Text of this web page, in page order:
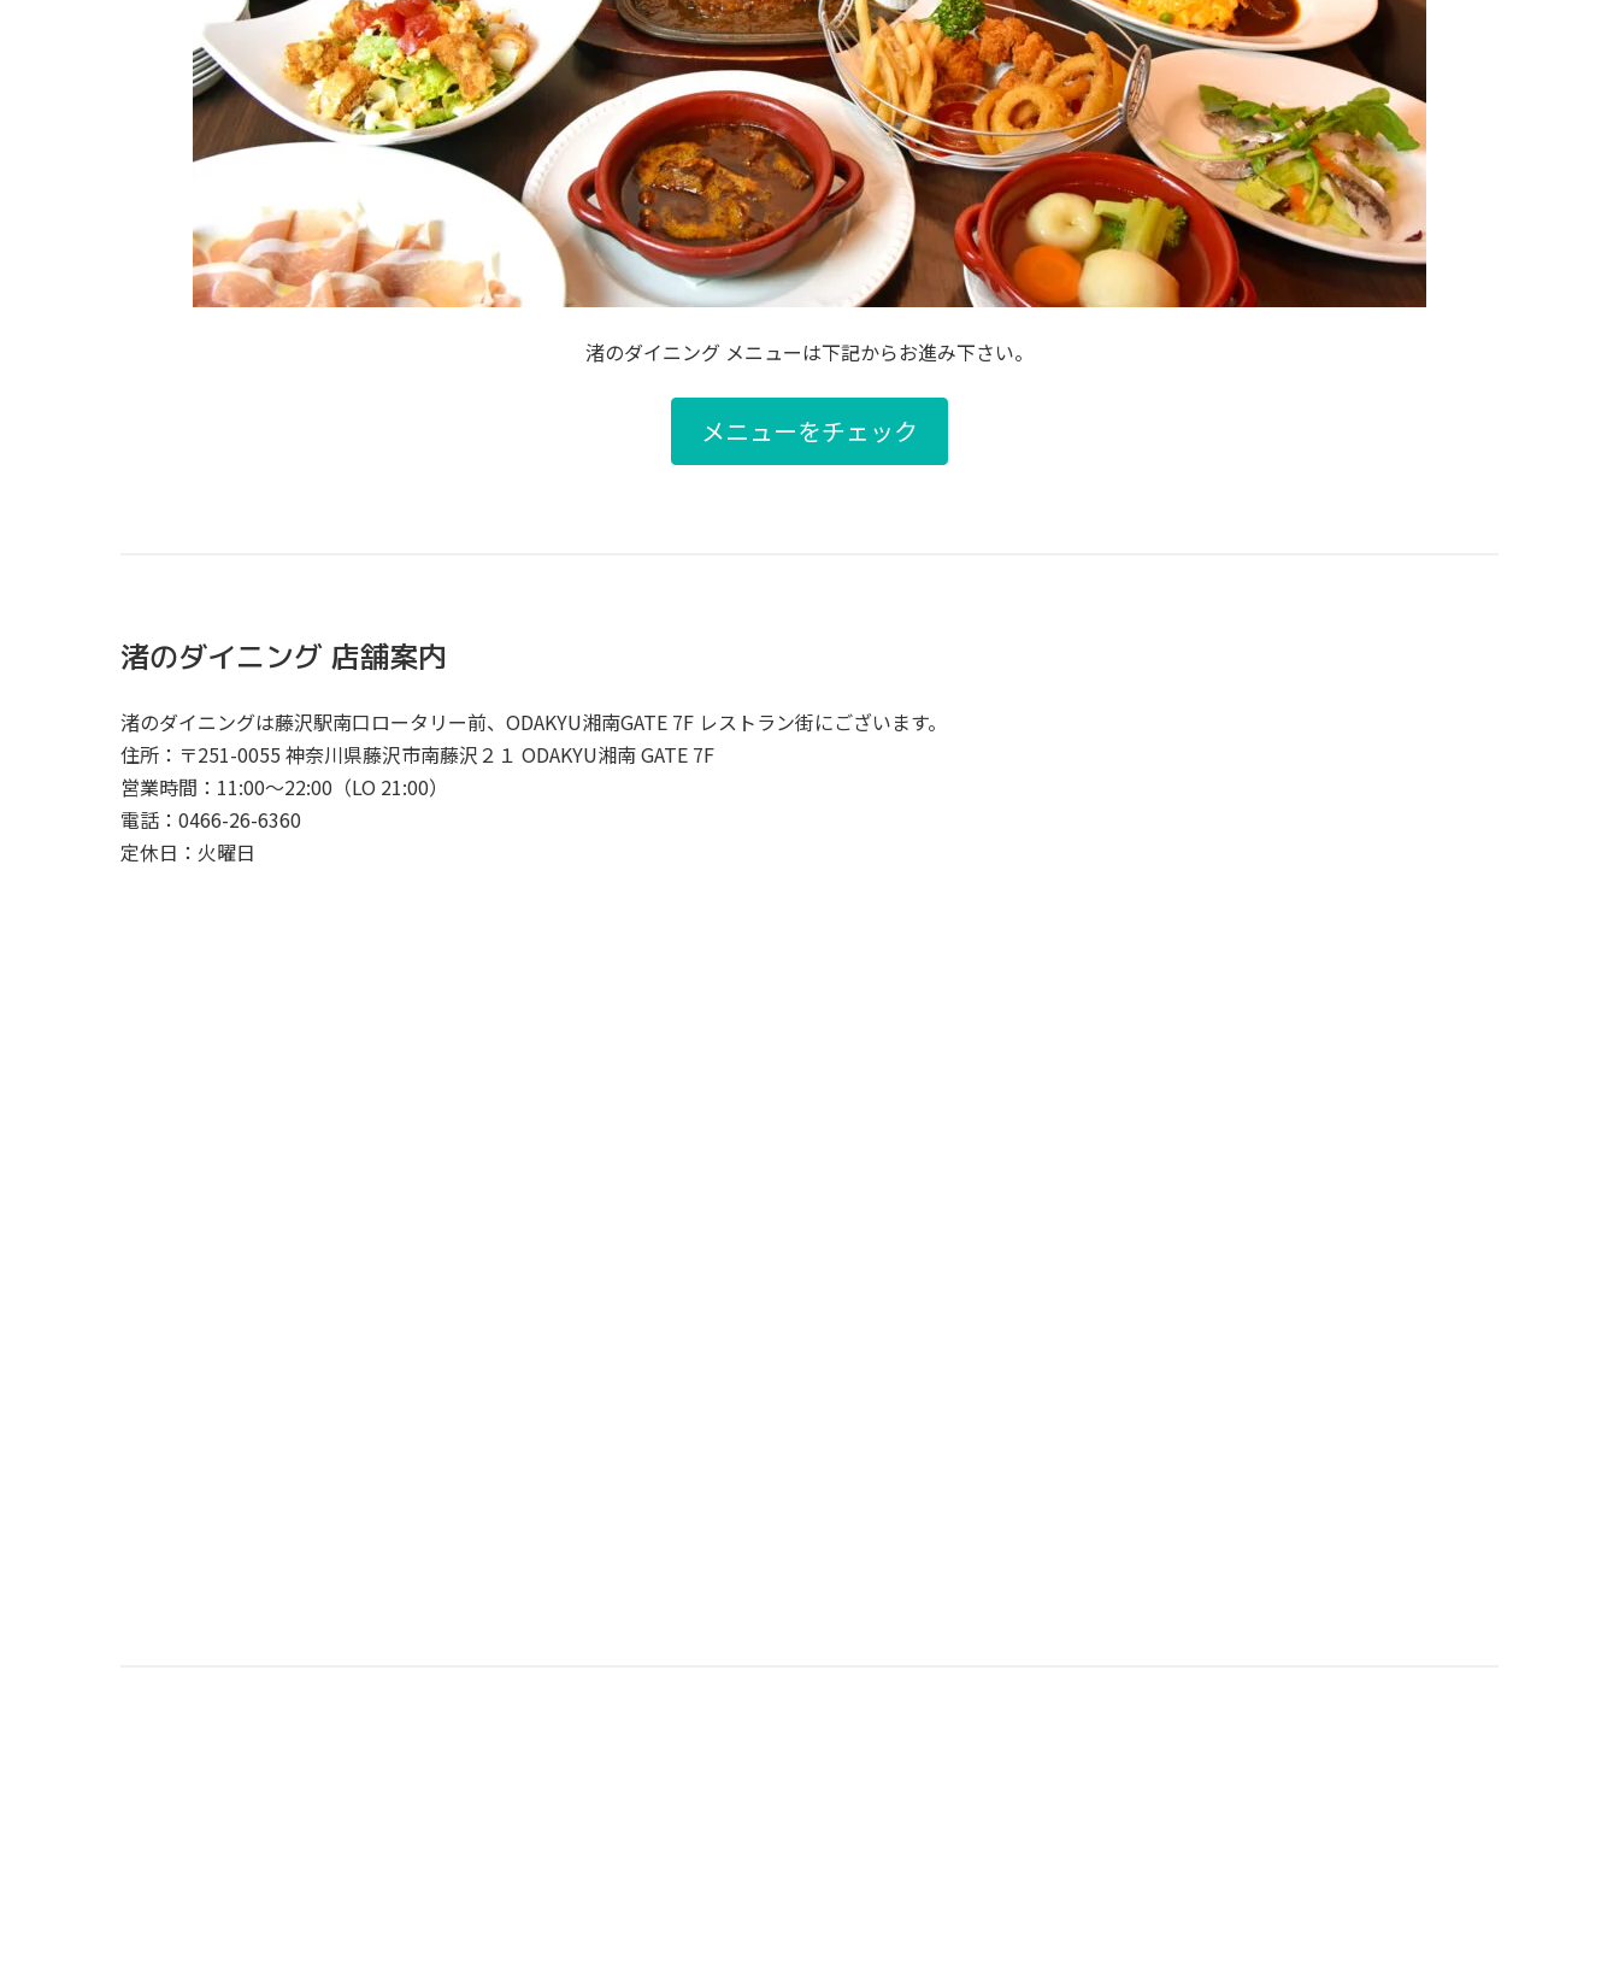
渚のダイニング メニューは下記からお進み下さい。
メニューをチェック
渚のダイニング 店舗案内
渚のダイニングは藤沢駅南口ロータリー前、ODAKYU湘南GATE 7F レストラン街にございます。
住所：〒251-0055 神奈川県藤沢市南藤沢２１ ODAKYU湘南 GATE 7F
営業時間：11:00〜22:00（LO 21:00）
電話：0466-26-6360
定休日：火曜日